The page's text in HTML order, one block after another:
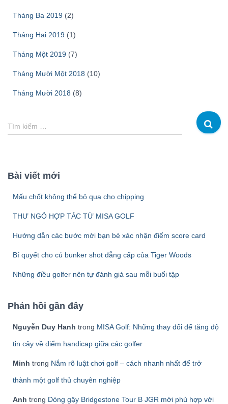
Tháng Ba 2019 (2)
Tháng Hai 2019 (1)
Tháng Một 2019 (7)
Tháng Mười Một 2018 (10)
Tháng Mười 2018 (8)
T
ì
ế
Tìm kiếm …
Bài viết mới
Mấu chốt không thể bỏ qua cho chipping
THƯ NGỎ HỢP TÁC TỪ MISA GOLF
Hướng dẫn các bước mời bạn bè xác nhận điểm score card
Bí quyết cho cú bunker shot đẳng cấp của Tiger Woods
Những điều golfer nên tự đánh giá sau mỗi buổi tập
Phản hồi gần đây
Nguyễn Duy Hanh trong MISA Golf: Những thay đổi để tăng độ
tin cậy về điểm handicap giữa các golfer
Minh trong Nắm rõ luật chơi golf – cách nhanh nhất để trở
thành một golf thủ chuyên nghiệp
Anh trong Dòng gậy Bridgestone Tour B JGR mới phù hợp với